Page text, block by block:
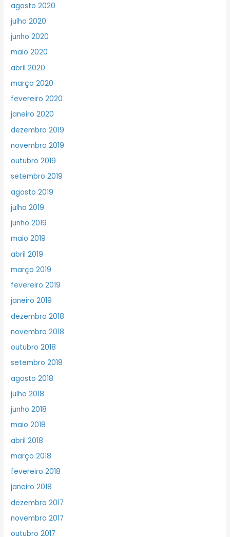
agosto 2020
julho 2020
junho 2020
maio 2020
abril 2020
março 2020
fevereiro 2020
janeiro 2020
dezembro 2019
novembro 2019
outubro 2019
setembro 2019
agosto 2019
julho 2019
junho 2019
maio 2019
abril 2019
março 2019
fevereiro 2019
janeiro 2019
dezembro 2018
novembro 2018
outubro 2018
setembro 2018
agosto 2018
julho 2018
junho 2018
maio 2018
abril 2018
março 2018
fevereiro 2018
janeiro 2018
dezembro 2017
novembro 2017
outubro 2017